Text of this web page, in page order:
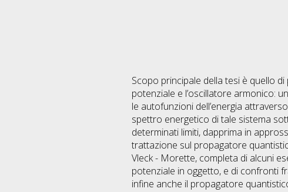
Scopo principale della tesi è quello
potenziale e l’oscillatore armonico:
le autofunzioni dell’energia
spettro energetico di tale sistema
determinati limiti, dapprima in
trattazione sul propagatore
Vleck - Morette, completa di alcuni
potenziale in oggetto, e di confronti
infine anche il propagatore